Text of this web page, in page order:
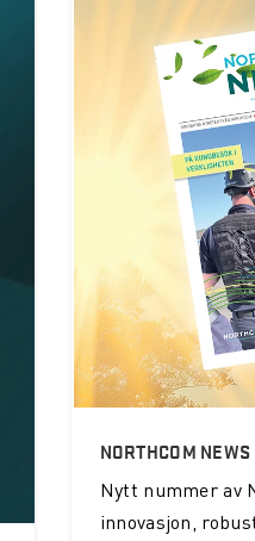
NORTHCOM
Nytt nummer av
innovasjon,